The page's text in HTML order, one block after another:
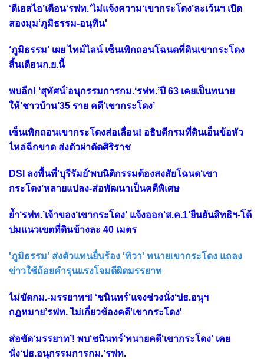
‘ดีเอสไอ’เตือน‘รฟท.’ไม่แจ้งความ‘เขากระโดง’ละเว้นฯ เปิด
สองมุม‘ภูมิธรรม-อนุทิน'
‘ภูมิธรรม’ เผย ไทม์ไลน์ เซ็นเพิกถอนโฉนดที่ดินเขากระโดง
สิ้นเดือนก.ย.นี้
พบอีก! ‘สุทัศน์’อนุกรรมการกม.‘รฟท.’ปี 63 เคยเป็นทนาย
ให้‘ชาวบ้าน’35 ราย คดี‘เขากระโดง’
เซ็นเพิกถอนเขากระโดงส่อเลื่อน! อธิบดีกรมที่ดินเอ็นข้อหัว
ไหล่ฉีกขาด ส่งตัวผ่าตัดศิริราช
DSI ลงพื้นที่'บุรีรัมย์'พบนิติกรรมต้องสงสัยโฉนด‘เขา
กระโดง’หลายแปลง-ส่อพัฒนาเป็นคดีพิเศษ
ย้ำ‘รฟท.’เจ้าของ‘เขากระโดง’ แจ้งออก‘ส.ค.1’ยืนยันสิทธิฯ-โต้
ปมแนวเขตที่ดินข้างละ 40 เมตร
'ภูมิธรรม' ส่งตัวแทนยื่นร้อง 'ทิวา' ทนายเขากระโดง แถลง
ข่าวใช้ถ้อยคำรุนเเรงโจมตีผิดมรรยาท
ไม่ขัดกม.-มรรยาทฯ! ‘ชนินทร์’แจงช่วงนั่ง‘ปธ.อนุฯ
กฎหมาย’รฟท. ไม่เกี่ยวข้องคดี'เขากระโดง'
ส่อขัด‘มรรยาท’! พบ‘ชนินทร์’ทนายคดี‘เขากระโดง’ เคย
นั่ง‘ปธ.อนุกรรมการกม.’รฟท.